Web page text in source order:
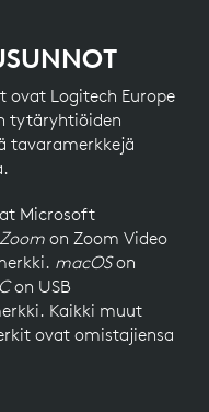
ovat Logitech Europe
tytäryhtiöiden
tavaramerkkejä
Microsoft
Zoom on Zoom Video
macOSon
on USB
Kaikki muut
ovat omistajiensa